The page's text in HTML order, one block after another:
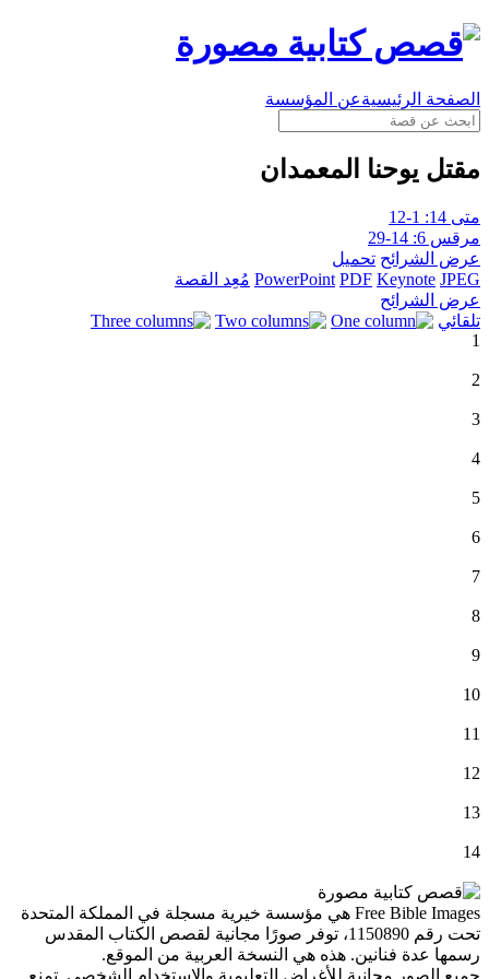
الصفحة الرئيسيةعن المؤسسة
مقتل يوحنا المعمدان
متى 14: 1-12
مرقس 6: 14-29
عرض الشرائح تحميل
PowerPoint PDF Keynote JPEG
مُعِد القصة
عرض الشرائح
تلقائي
1
2
3
4
5
6
7
8
9
10
11
12
13
14
Free Bible Images هي مؤسسة خيرية مسجلة في المملكة المتحدة
تحت رقم 1150890، توفر صورًا مجانية لقصص الكتاب المقدس
رسمها عدة فنانين. هذه هي النسخة العربية من الموقع.
جميع الصور مجانية للأغراض التعليمية والاستخدام الشخصي. تمنع